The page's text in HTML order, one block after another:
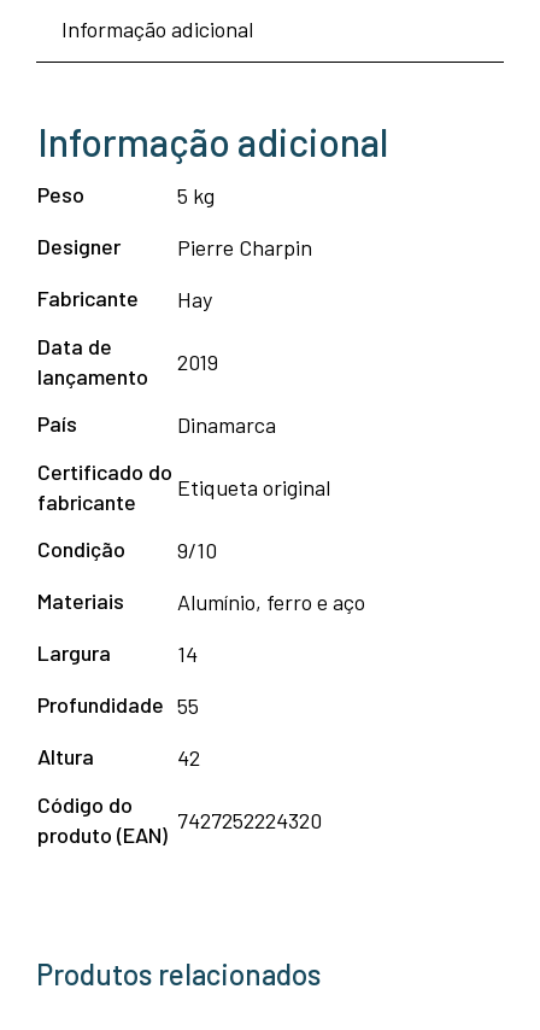
Informação adicional
Informação adicional
Peso
5 kg
Designer
Pierre Charpin
Fabricante
Hay
Data de
lançamento
2019
País
Dinamarca
Certificado do
fabricante
Etiqueta original
Condição
9/10
Materiais
Alumínio, ferro e aço
Largura
14
Profundidade 55
Altura
42
Código do
produto (EAN)
7427252224320
Produtos relacionados